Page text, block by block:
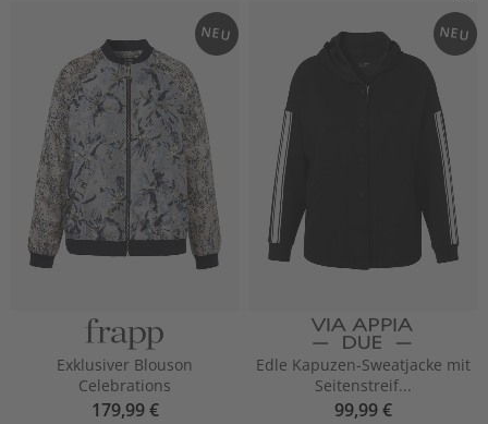
NEU
Exklusiver Blouson
Celebrations
179,99 €
NEU
Edle Kapuzen-Sweatjacke mit
Seitenstreif...
99,99 €